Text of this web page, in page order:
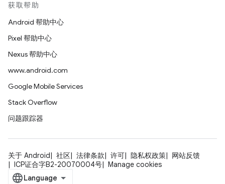
获取帮助
Android 帮助中心
Pixel 帮助中心
Nexus 帮助中心
www.android.com
Google Mobile Services
Stack Overflow
问题跟踪器
关于 Android 社区 法律条款 许可 隐私权政策
网站反馈
ICP证合字B2-20070004号
Manage cookies